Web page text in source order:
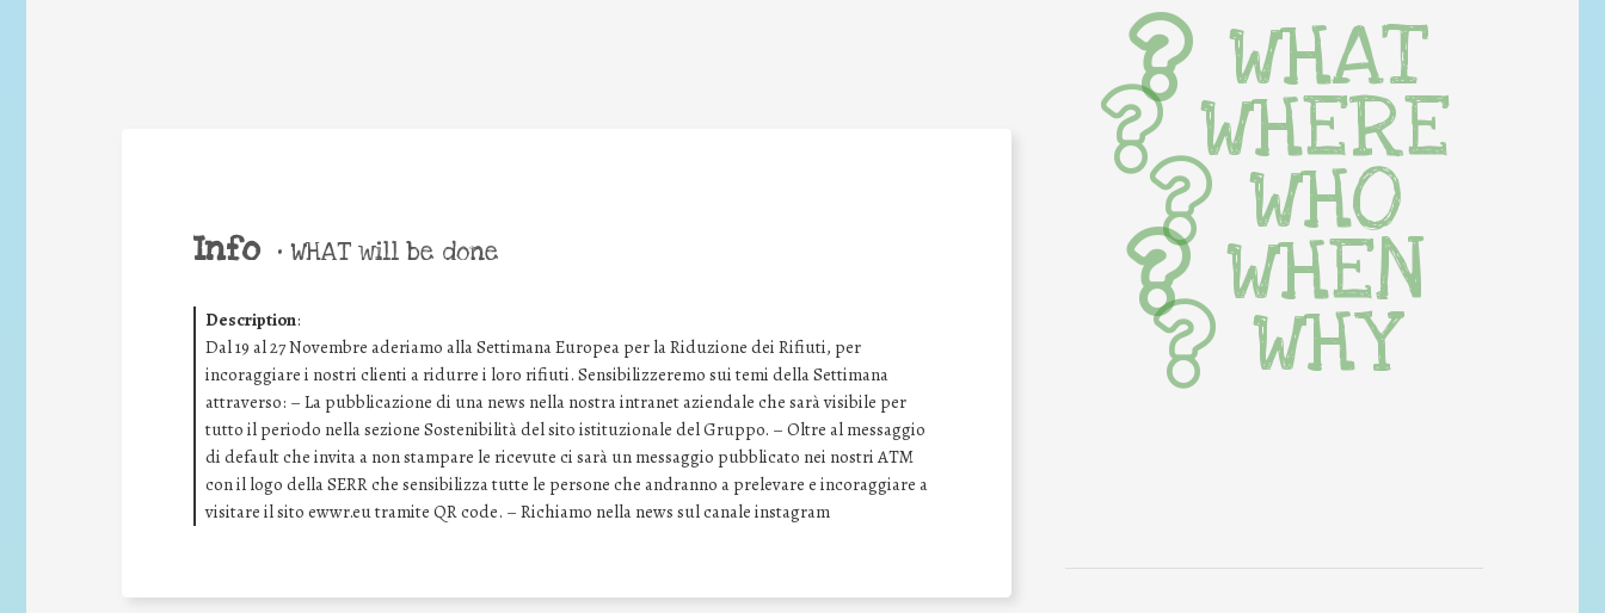
Info • WHAT will be done
Description:
Dal 19 al 27 Novembre aderiamo alla Settimana Europea per la Riduzione dei Rifiuti, per
incoraggiare i nostri clienti a ridurre i loro rifiuti. Sensibilizzeremo sui temi della Settimana
attraverso: – La pubblicazione di una news nella nostra intranet aziendale che sarà visibile per
tutto il periodo nella sezione Sostenibilità del sito istituzionale del Gruppo. – Oltre al messaggio
di default che invita a non stampare le ricevute ci sarà un messaggio pubblicato nei nostri ATM
con il logo della SERR che sensibilizza tutte le persone che andranno a prelevare e incoraggiare a
visitare il sito ewwr.eu tramite QR code. – Richiamo nella news sul canale instagram
WHAT
WHERE
WHO
WHEN
WHY